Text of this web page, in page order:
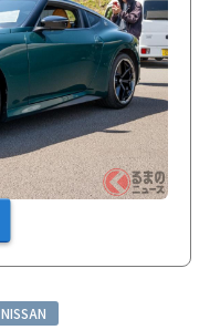
NISSAN